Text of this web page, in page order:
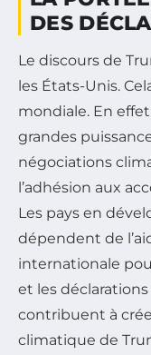
DES
Le discours de
les États-Unis.
mondiale. En
grandes
négociations
l’adhésion aux
Les pays en
dépendent de
internationale
et les
contribuent à
climatique de